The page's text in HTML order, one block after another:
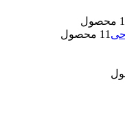
1
1 1 محصول